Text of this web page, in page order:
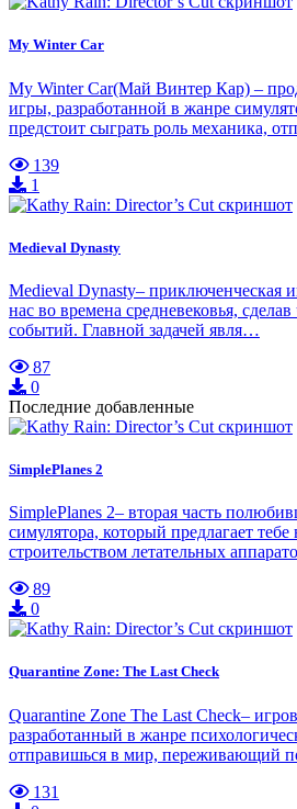
My Winter Car
My Winter Car(Май Винтер Кар) –
игры, разработанной в жанре
предстоит сыграть роль механика,
139
1
Medieval Dynasty
Medieval Dynasty– приключенческая
нас во времена средневековья,
событий. Главной задачей явля…
87
0
Последние добавленные
SimplePlanes 2
SimplePlanes 2– вторая часть
симулятора, который предлагает тебе
строительством летательных
89
0
Quarantine Zone: The Last Check
Quarantine Zone The Last Check–
разработанный в жанре
отправишься в мир, переживающий
131